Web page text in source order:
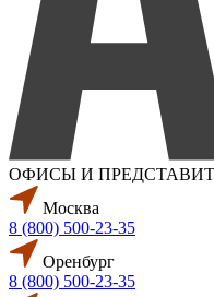
ОФИСЫ И
Москва
8 (800) 500-23-35
Оренбург
8 (800) 500-23-35